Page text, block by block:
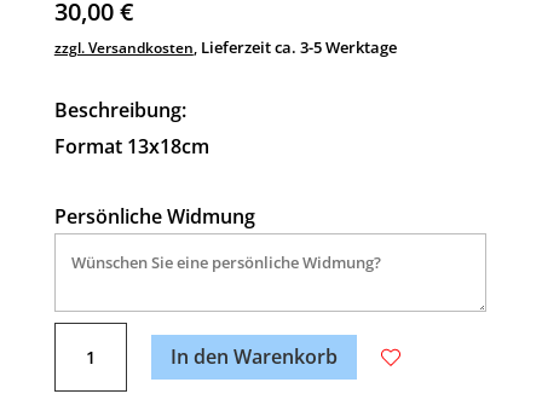
30,00€
zzgl. Versandkosten, Lieferzeit ca. 3-5 Werktage
Beschreibung:
Format 13x18cm
Persönliche Widmung
In den Warenkorb
A